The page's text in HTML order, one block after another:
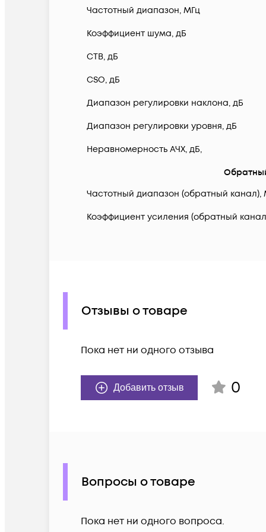
Частотный диапазон, МГц
Коэффициент шума, дБ
CTB, дБ
CSO, дБ
Диапазон регулировки наклона, дБ
Диапазон регулировки уровня, дБ
Неравномерность АЧХ, дБ,
Частотный диапазон (обратный канал),
Коэффициент усиления (обратный
Отзывы о товаре
Пока нет ни одного отзыва
Добавить отзыв 0
Вопросы о товаре
Пока нет ни одного вопроса.